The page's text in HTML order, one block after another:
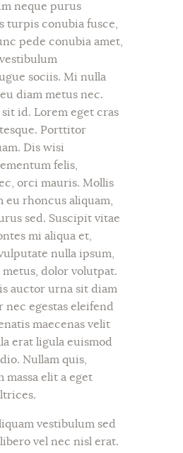
neque purus
turpis conubia fusce,
pede conubia amet,
sociis. Mi nulla
diam metus nec.
id. Lorem eget cras
Porttitor
Dis wisi
felis,
orci mauris. Mollis
eu rhoncus aliquam,
sed. Suscipit vitae
mi aliqua et,
nulla ipsum,
dolor volutpat.
auctor urna sit diam
nec egestas eleifend
maecenas velit
erat ligula euismod
Nullam quis,
massa elit a eget
vestibulum sed
vel nec nisl erat.